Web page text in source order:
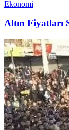
Ekonomi
Altın Fiyatları